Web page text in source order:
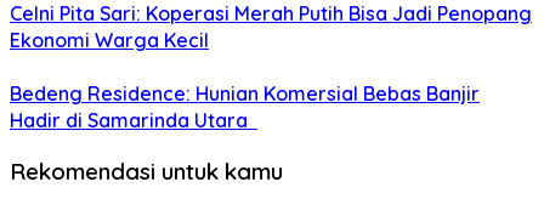
Celni Pita Sari: Koperasi Merah Putih Bisa Jadi Penopang
Ekonomi Warga Kecil
Bedeng Residence: Hunian Komersial Bebas Banjir
Hadir di Samarinda Utara
Rekomendasi untuk kamu